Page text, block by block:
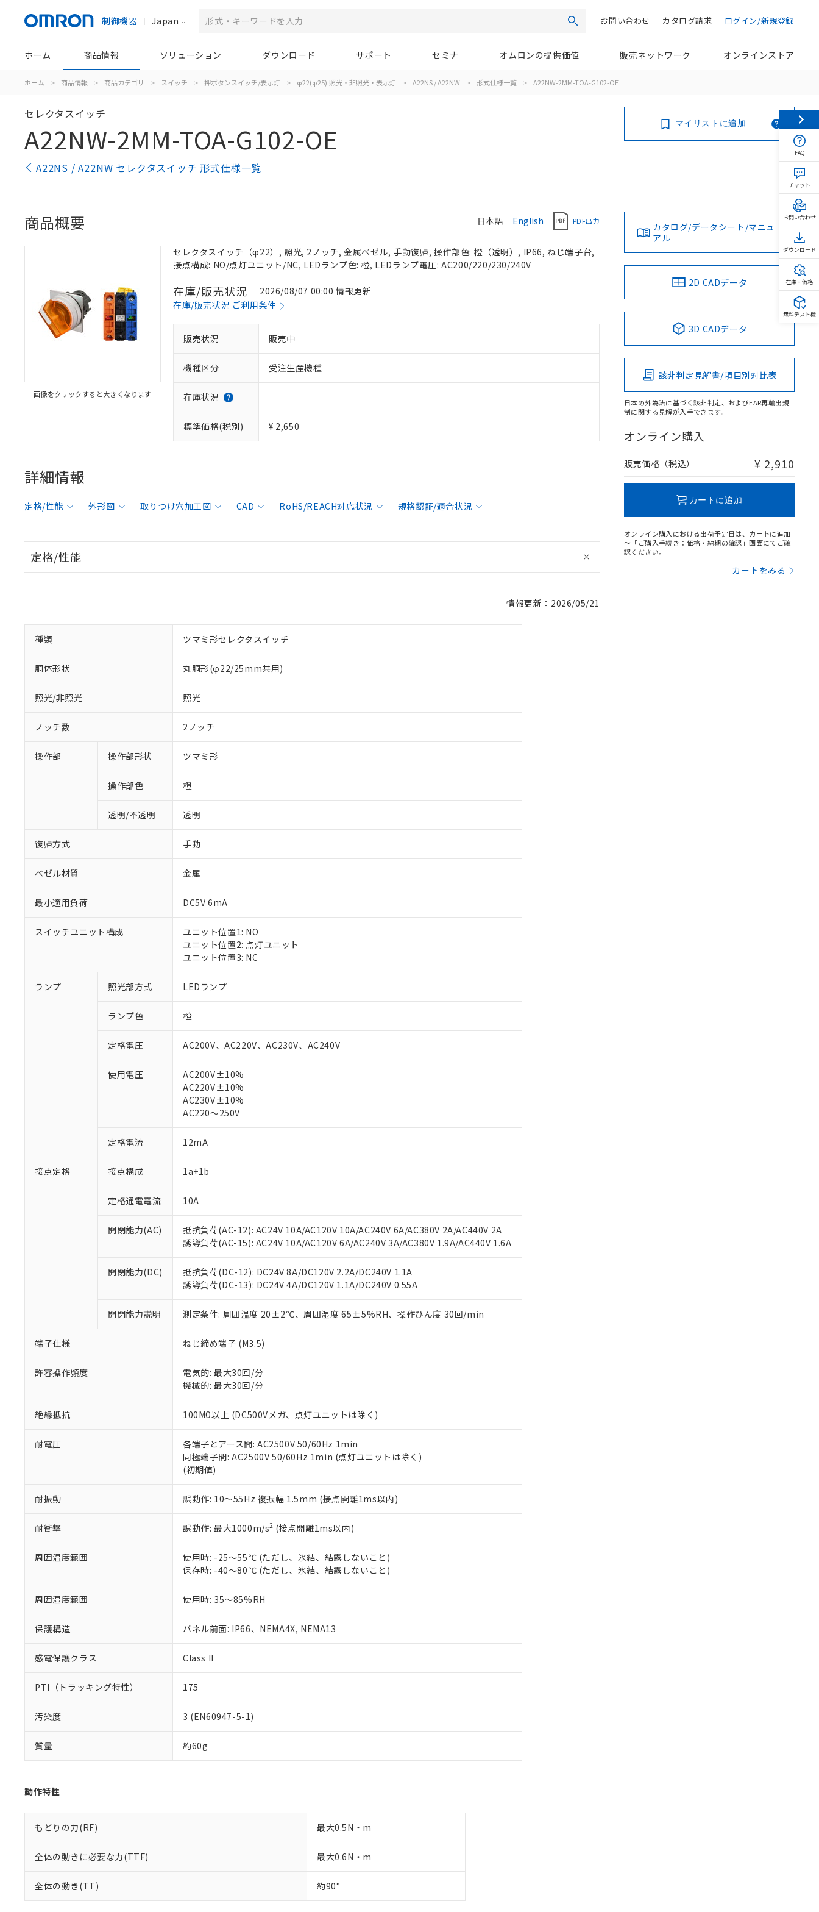
制御機器 Japan 検索 ログイン/新規登録
カタログ請求
お問い合わせ
ホーム 商品情報 ソリューション ダウンロード サポート セミナ オムロンの提供価値 販売ネットワーク オンラインストア
ホーム > 商品情報 > 商品カテゴリ > スイッチ > 押ボタンスイッチ/表示灯 > φ22(φ25):照光・非照光・表示灯 > A22NS / A22NW > 形式仕様一覧 > A22NW-2MM-TOA-G102-OE
セレクタスイッチ
A22NW-2MM-TOA-G102-OE
A22NS / A22NW セレクタスイッチ 形式仕様一覧
マイリストに追加
日本語 English PDF出力
商品概要
画像をクリックすると大きくなります
セレクタスイッチ（φ22）, 照光, 2ノッチ, 金属ベゼル, 手動復帰, 操作部色: 橙（透明）, IP66, ねじ端子台,
接点構成: NO/点灯ユニット/NC, LEDランプ色: 橙, LEDランプ電圧: AC200/220/230/240V
在庫/販売状況
2026/08/07 00:00 情報更新
在庫/販売状況 ご利用条件
販売状況 販売中
機種区分 受注生産機種
在庫状況
標準価格(税別) ¥ 2,650
詳細情報
定格/性能 外形図 取りつけ穴加工図 CAD RoHS/REACH対応状況 規格認証/適合状況
定格/性能
情報更新：2026/05/21
種類 ツマミ形セレクタスイッチ
胴体形状 丸胴形(φ22/25mm共用)
照光/非照光 照光
ノッチ数 2ノッチ
操作部 操作部形状 ツマミ形
操作部色 橙
透明/不透明 透明
復帰方式 手動
ベゼル材質 金属
最小適用負荷 DC5V 6mA
スイッチユニット構成
ユニット位置1: NO
ユニット位置2: 点灯ユニット
ユニット位置3: NC
ランプ 照光部方式 LEDランプ
ランプ色 橙
定格電圧 AC200V、AC220V、AC230V、AC240V
使用電圧
AC200V±10%
AC220V±10%
AC230V±10%
AC220～250V
定格電流 12mA
接点定格 接点構成 1a+1b
定格通電電流 10A
開閉能力(AC)
抵抗負荷(AC-12): AC24V 10A/AC120V 10A/AC240V 6A/AC380V 2A/AC440V 2A
誘導負荷(AC-15): AC24V 10A/AC120V 6A/AC240V 3A/AC380V 1.9A/AC440V 1.6A
開閉能力(DC)
抵抗負荷(DC-12): DC24V 8A/DC120V 2.2A/DC240V 1.1A
誘導負荷(DC-13): DC24V 4A/DC120V 1.1A/DC240V 0.55A
開閉能力説明 測定条件: 周囲温度 20±2℃、周囲湿度 65±5%RH、操作ひん度 30回/min
端子仕様 ねじ締め端子 (M3.5)
許容操作頻度
電気的: 最大30回/分
機械的: 最大30回/分
絶縁抵抗 100MΩ以上 (DC500Vメガ、点灯ユニットは除く)
耐電圧
各端子とアース間: AC2500V 50/60Hz 1min
同極端子間: AC2500V 50/60Hz 1min (点灯ユニットは除く)
(初期値)
耐振動 誤動作: 10～55Hz 複振幅 1.5mm (接点開離1ms以内)
耐衝撃 誤動作: 最大1000m/s2 (接点開離1ms以内)
周囲温度範囲
使用時: -25～55℃ (ただし、氷結、結露しないこと)
保存時: -40～80℃ (ただし、氷結、結露しないこと)
周囲湿度範囲 使用時: 35～85%RH
保護構造 パネル前面: IP66、NEMA4X, NEMA13
感電保護クラス Class II
PTI（トラッキング特性） 175
汚染度 3 (EN60947-5-1)
質量 約60g
動作特性
もどりの力(RF) 最大0.5N・m
全体の動きに必要な力(TTF) 最大0.6N・m
全体の動き(TT) 約90°
カタログ/データシート/マニュ
アル
2D CADデータ
3D CADデータ
該非判定見解書/項目別対比表
日本の外為法に基づく該非判定、およびEAR再輸出規
制に関する見解が入手できます。
オンライン購入
販売価格（税込） ¥ 2,910
カートに追加
オンライン購入における出荷予定日は、カートに追加
～「ご購入手続き：価格・納期の確認」画面にてご確
認ください。
カートをみる
ご利用条件
以下の条件をお読みいただき、同意のうえご利用ください。
本サービスは、当社制御機器事業取扱商品の当社在庫状況および標準価格(税抜)を提供させていただ
くものです。
当社制御機器事業取扱商品の中には、本サービスの対象外となる商品もあることをご了承ください。
在庫状況および標準価格照会結果は、記載している更新日時点での社内データに基づき作成されるも
のであり、閲覧された時点での実際の在庫および標準価格とは異なる場合があることをご了承くださ
い。
当社販売員にご相談ください。
オムロン制御機器販売店や当社販売拠点は「 販売ネットワーク
」をご確認ください。
す。
マイパーツ機能（部品リスト作成サービス）をご利用いただくには、I-Webメンバーズにご登録され
ている必要があります。
お客様が当ウェブサイト上で当社にご登録された部品リストについて、当社および当社の共同利用者
が、当社の製品・サービスに関するお客様との取引・商談に必要な範囲で利用することをご了承くだ
さい。
※当社の共同利用者とは、
"個人情報の共同利用に関して"
※1 対応状況
対応済み：EU RoHS指令（10物質）の非含有に対応した製品が提供可能な商品です。
対応予定：EU RoHS指令（10物質）の非含有に対応した製品に切り替える予定のある商品です。
対応予定なし：EU RoHS指令（10物質）の非含有に非対応の商品で、対応品を出す予定はありません。
調査・確認中：EU RoHS指令（10物質）の非含有の対応状況を調査中または確認中の商品です。
非該当品：ライセンス料など無形物で、有害物質有無と関係のない商品です。
*EU RoHS指令（10物質）：
鉛(Pb) 1000ppm以下、 水銀(Hg) 1000ppm以下、 カドミウム(Cd) 100ppm以下、
六価クロム(Cr(Ⅵ)) 1000ppm以下、ポリ臭化ビフェニル類(PBB) 1000ppm以下、ポリ臭化ジフェニルエーテル類(PBDE) 1000ppm以下、
フタル酸ビス(2-エチルヘキシル) (DEHP)(別名：DOP) 1000ppm以下、フタル酸ブチルベンジル（BBP） 1000ppm以下、フタル酸ジブチ
ル（DBP） 1000ppm以下、フタル酸ジイソブチル (DIBP) 1000ppm以下
フタル酸エステル類の４物質については閾値を超える意図的な使用がないことを確認しています。
※2 対応予定月
※3 非含有証明書ダウンロード
下記の非含有証明書をダウンロードすることができます。
EU RoHS指令（10物質）の非含有証明書
51物質の非含有証明書（当社基準）
※本証明書は発行日時点で非含有を証明するもので、過去に遡って非含有を証明するものではありません。
また、RoHS指令のフタル酸エステル類４物質の対応では、対応完了までの期間は出荷製品に未対応品が
既に当社にて対応品への在庫切替を完了していることから、特段のことがない限り、2022年1月12日よ
り割愛しております。
※1 中国RoHS○×表
「○」：最大均質材料含有率が中国RoHSの基準値以下であることを示します。
「×」：最大均質材料含有率が中国RoHSの基準値を超えていることを示します。
「－」：未確認です。当社販売部門へお問い合わせください。
Cr(Ⅵ)(六価クロム) : 1000ppm、 PBBs(ポリ臭化ビフェニル類) : 1000ppm、 PBDEs(ポリ臭化ジフェニルエーテル類) : 1000ppm、
DBP(フタル酸ジブチル) : 1000ppm、 DIBP(フタル酸ジイソブチル) : 1000ppm、 BBP(フタル酸ブチルベンジル) : 1000ppm、
DEHP(フタル酸ビス(2-エチルヘキシル)) : 1000ppm
※2 環境保護使用期限
「ｅ」：有害物質（10物質）のすべてが基準値以下であることを示します。
味します。
「－」：未確認です。当社販売部門へお問い合わせください。
う）を輸出または国外への提供する場合は、日本国政府の輸出許可(または役務取引許可)を取得する
などの必要な手続きをとります。
当社は規制貨物を破棄する場合は、完全に破砕するなど、違法に輸出されないよう必要な手段を講じ
ます。
当社は貴社製品を、核兵器、ミサイル、化学兵器、生物兵器またはその他武器並びにこれらの製造装
置等に一切使用いたしません。
当社は、貴社製品を第三者に販売する場合は、上記1、2および3の内容を当該第三者に通知します。
また当社は、販売先および販売に係わる関係者が違法に輸出するおそれがある場合は、取り引きをい
合意する キャンセル
記
号
説明
○ 一定数以上の在庫あり
△ 一定数には満たないが在庫あり
－
在庫なし(最新の在庫状況については、お客様のお取引先、またはお客様担当のオムロン制御
機器販売店・当社販売員にご確認ください)
空
白
受注生産機種、また在庫状況の情報を公開していない機種
FAQ
チャット
お問い合わせ
ダウンロード
在庫・価格
無料テスト機